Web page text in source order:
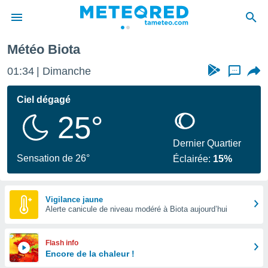
de
Météo Biota
01:34 Dimanche ...
Ciel dégagé
25°
Sensation de 26°
Dernier Quartier
Éclairée: 15%
Vigilance jaune
Alerte canicule de niveau modéré à Biota aujourd’hui
Flash info
Encore de la chaleur !